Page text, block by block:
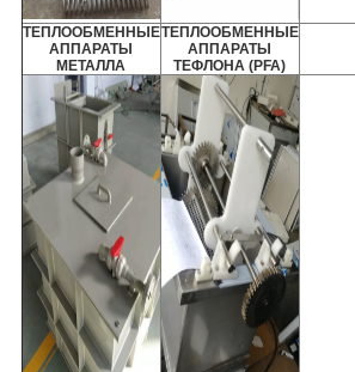
ТЕПЛООБМЕННЫЕ
АППАРАТЫ
МЕТАЛЛА
ТЕПЛООБМЕННЫЕ
АППАРАТЫ
ТЕФЛОНА (PFA)